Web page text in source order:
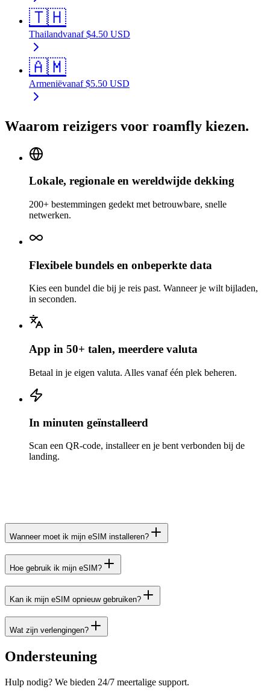
🇹🇭
Thailandvanaf $4.50 USD
🇦🇲
Armeniëvanaf $5.50 USD
Waarom reizigers voor roamfly kiezen.
Lokale, regionale en wereldwijde dekking
200+ bestemmingen gedekt met betrouwbare, snelle
netwerken.
Flexibele bundels en onbeperkte data
Kies een bundel die bij je reis past. Wanneer je wilt bijladen,
in seconden.
App in 50+ talen, meerdere valuta
Betaal in je eigen valuta. Alles vanaf één plek beheren.
In minuten geïnstalleerd
Scan een QR-code, installeer en je bent verbonden bij de
landing.
Wanneer moet ik mijn eSIM installeren?
Hoe gebruik ik mijn eSIM?
Kan ik mijn eSIM opnieuw gebruiken?
Wat zijn verlengingen?
Ondersteuning
Hulp nodig? We bieden 24/7 meertalige support.